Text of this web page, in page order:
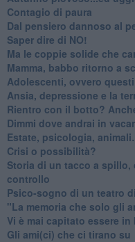
​Contagio di paura
​Dal pensiero dannoso al
​Saper dire di NO!
​Ma le coppie solide che
​Mamma, babbo ritorno a
Adolescenti, ovvero
Ansia, depressione e la
​Rientro con il botto?
Dimmi dove andrai in
​Estate, psicologia,
​Crisi o possibilità?
​Storia di un tacco a spillo,
controllo
​Psico-sogno di un teatro
"La memoria che solo gli
​Vi è mai capitato essere
​Gli ami(ci) che ci tirano su